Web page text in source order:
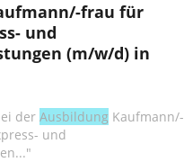
frau für
und
(m/w/d) in
der Ausbildung Kaufmann/-
und